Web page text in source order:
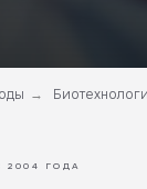
→
ГОДА